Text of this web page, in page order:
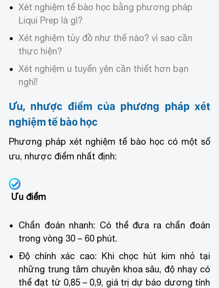
Xét nghiệm tế bào học bằng phương pháp
Liqui Prep là gì?
Xét nghiệm tủy đồ như thế nào? vì sao cần
thực hiện?
Xét nghiệm u tuyến yên cần thiết hơn bạn
nghĩ!
Ưu, nhược điểm của phương pháp xét
nghiệm tế bào học
Phương pháp xét nghiệm tế bào học có một số
ưu, nhược điểm nhất định:
Ưu điểm
Chẩn đoán nhanh: Có thể đưa ra chẩn đoán
trong vòng 30 – 60 phút.
Độ chính xác cao: Khi chọc hút kim nhỏ tại
những trung tâm chuyên khoa sâu, độ nhạy có
thể đạt từ 0,85 – 0,9, giá trị dự báo dương tính